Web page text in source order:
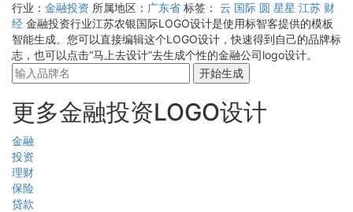
行业： 金融投资 所属地区： 广东省 标签： 云 国际 圆 星星 江苏 财
经 金融投资行业江苏农银国际LOGO设计是使用标智客提供的模板
智能生成。您可以直接编辑这个LOGO设计，快速得到自己的品牌标
志，也可以点击“马上去设计”去生成个性的金融公司logo设计。
开始生成
更多金融投资LOGO设计
金融
投资
理财
保险
贷款